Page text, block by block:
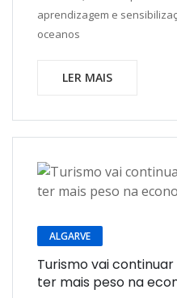
aprendizagem e
oceanos
LER MAIS
ALGARVE
Turismo vai
ter mais peso na